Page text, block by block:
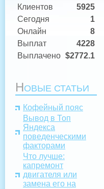
Клиентов
5925
Сегодня
1
Онлайн
8
Выплат
4228
Выплачено $2772.1
НОВЫЕ СТАТЬИ
Кофейный пояс
Вывод в Топ
Яндекса
поведенческими
факторами
Что лучше:
капремонт
двигателя или
замена его на